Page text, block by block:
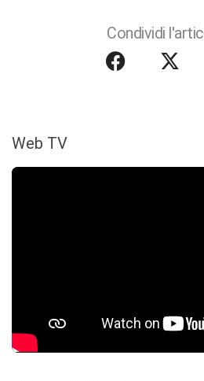
Condividi
Web TV